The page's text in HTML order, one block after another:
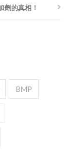
劑的真相！
BMP